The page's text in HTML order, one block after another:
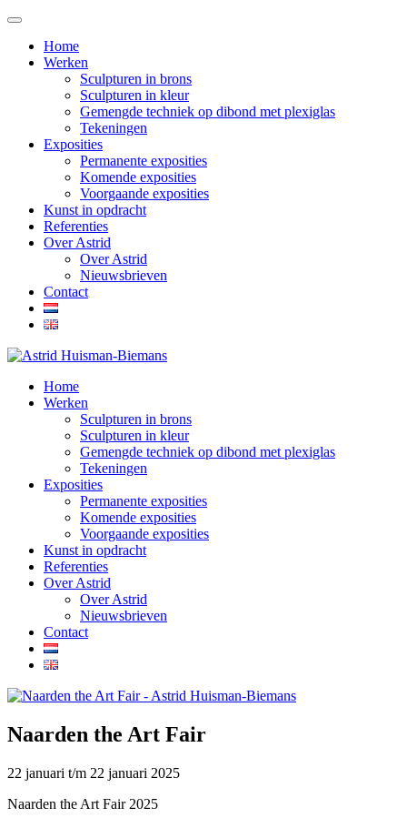
Home
Werken
Sculpturen in brons
Sculpturen in kleur
Gemengde techniek op dibond met plexiglas
Tekeningen
Exposities
Permanente exposities
Komende exposities
Voorgaande exposities
Kunst in opdracht
Referenties
Over Astrid
Over Astrid
Nieuwsbrieven
Contact
Home
Werken
Sculpturen in brons
Sculpturen in kleur
Gemengde techniek op dibond met plexiglas
Tekeningen
Exposities
Permanente exposities
Komende exposities
Voorgaande exposities
Kunst in opdracht
Referenties
Over Astrid
Over Astrid
Nieuwsbrieven
Contact
Naarden the Art Fair
22 januari t/m 22 januari 2025
Naarden the Art Fair 2025